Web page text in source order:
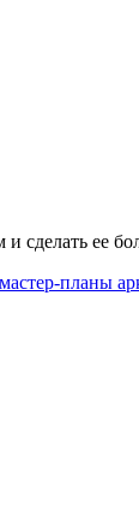
сделать ее
мастер-планы